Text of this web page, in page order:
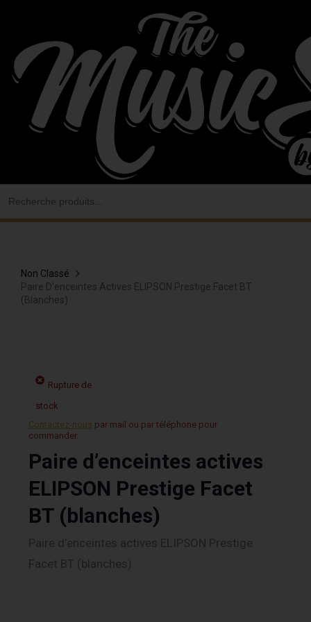
contenu
Non Classé
Paire D’enceintes Actives ELIPSON Prestige Facet BT
(blanches)
Rupture de
stock
Contactez-nous par mail ou par téléphone pour
commander.
Paire d’enceintes actives
ELIPSON Prestige Facet
BT (blanches)
Paire d’enceintes actives ELIPSON Prestige
Facet BT (blanches)